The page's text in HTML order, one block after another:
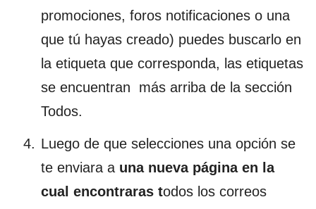
promociones, foros notificaciones o una
que tú hayas creado) puedes buscarlo en
la etiqueta que corresponda, las etiquetas
se encuentran más arriba de la sección
Todos.
Luego de que selecciones una opción se
te enviara a una nueva página en la
cual encontraras todos los correos